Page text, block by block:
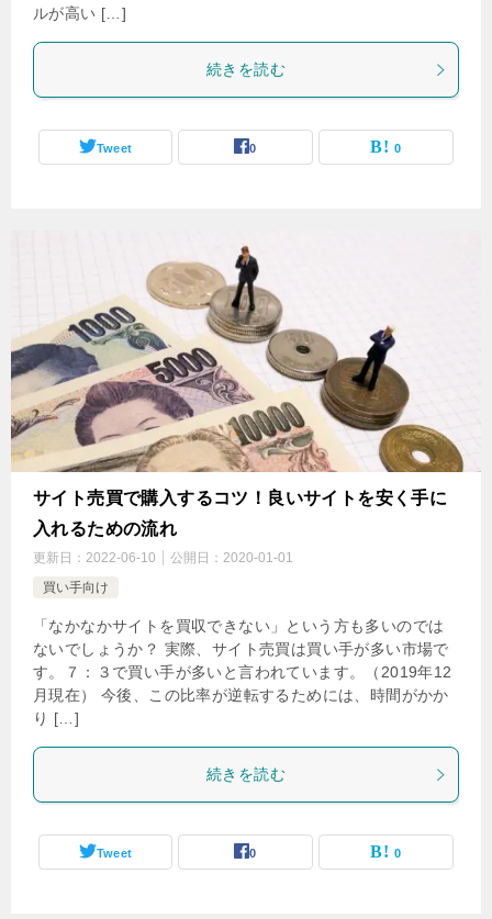
ルが高い […]
続きを読む
Tweet 0 0
サイト売買で購入するコツ！良いサイトを安く手に
入れるための流れ
更新日： 2022-06-10 公開日： 2020-01-01
買い手向け
「なかなかサイトを買収できない」という方も多いのでは
ないでしょうか？ 実際、サイト売買は買い手が多い市場で
す。７：３で買い手が多いと言われています。（2019年12
月現在） 今後、この比率が逆転するためには、時間がかか
り […]
続きを読む
Tweet 0 0